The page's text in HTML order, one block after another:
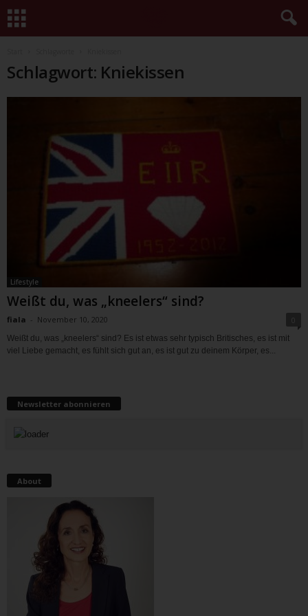
Schlagwort: Kniekissen
Lifestyle
Weißt du, was „kneelers“ sind?
fiala - November 10, 2020
Weißt du, was „kneelers“ sind? Es ist etwas sehr typisch Britisches, es ist mit
viel Liebe gemacht, es fühlt sich gut an, es ist gut zu deinem Körper, es...
Newsletter abonnieren
About